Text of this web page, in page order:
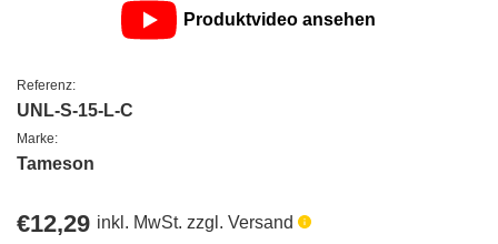
Produktvideo ansehen
Referenz:
UNL-S-15-L-C
Marke:
Tameson
Regulärer
€12,29 inkl. MwSt. zzgl. Versand